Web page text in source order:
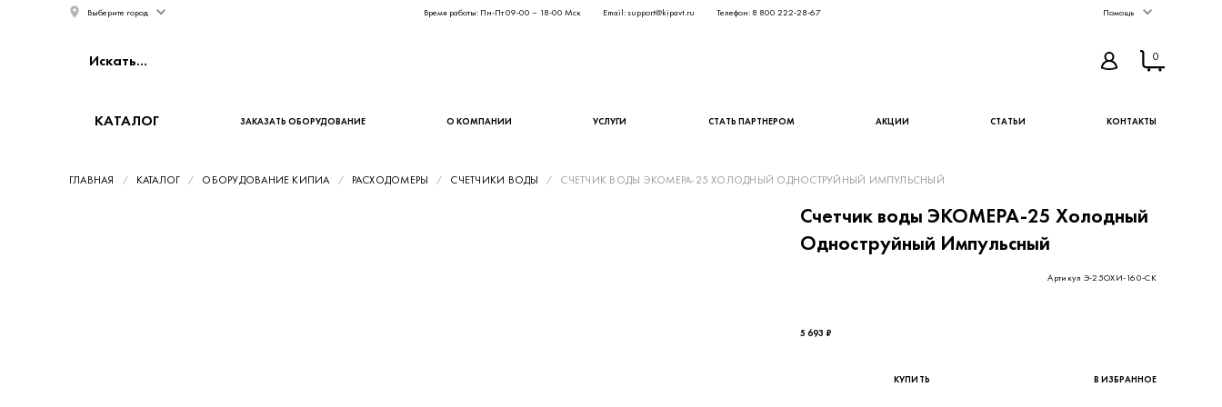
Выберите город Время работы: Пн-Пт 09-00 – 18-00 Мск Email: support@kipavt.ru Телефон: 8 800 222-28-67 Помощь
0
КАТАЛОГ ЗАКАЗАТЬ ОБОРУДОВАНИЕ О КОМПАНИИ УСЛУГИ СТАТЬ ПАРТНЕРОМ АКЦИИ СТАТЬИ КОНТАКТЫ
ГЛАВНАЯ КАТАЛОГ ОБОРУДОВАНИЕ КИПИА РАСХОДОМЕРЫ СЧЕТЧИКИ ВОДЫ СЧЕТЧИК ВОДЫ ЭКОМЕРА-25 ХОЛОДНЫЙ ОДНОСТРУЙНЫЙ ИМПУЛЬСНЫЙ
Счетчик воды ЭКОМЕРА-25 Холодный
Одноструйный Импульсный
Артикул Э-25ОХИ-160-СК
4 666,39 ₽ - цена без НДС